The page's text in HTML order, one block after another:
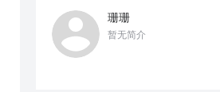
珊珊
暂无简介